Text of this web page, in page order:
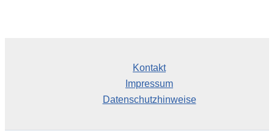
Kontakt
Impressum
Datenschutzhinweise